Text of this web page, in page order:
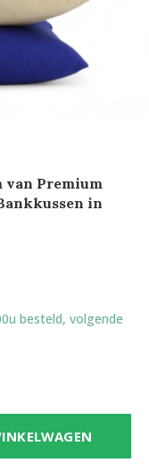
van Premium
in
besteld, volgende